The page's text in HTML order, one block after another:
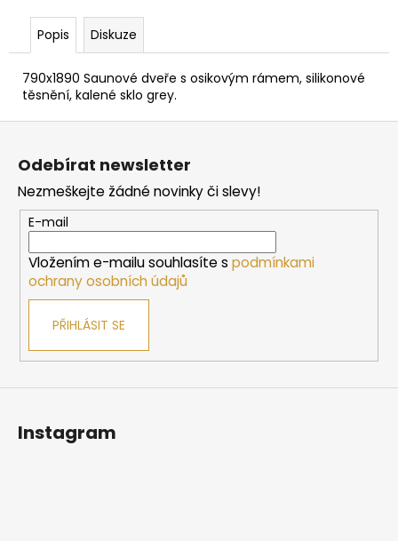
Popis Diskuze
790x1890 Saunové dveře s osikovým rámem, silikonové
těsnění, kalené sklo grey.
m
e
BEZPEČNOSTNÍ
OHRÁDKA
HARVIA
PRO
KAMNA
CILINDRO
KW,
320
MM
Kč
Z
Odebírat newsletter
Nezmeškejte žádné novinky či slevy!
E-mail
Vložením e-mailu souhlasíte s podmínkami
ochrany osobních údajů
PŘIHLÁSIT SE
Instagram